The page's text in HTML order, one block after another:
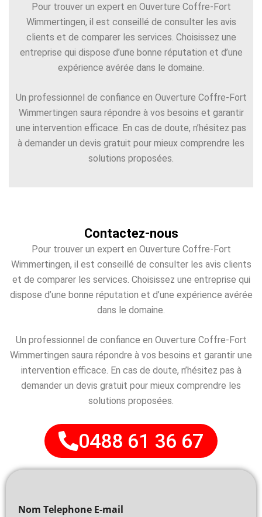
Pour trouver un expert en Ouverture Coffre-Fort
Wimmertingen, il est conseillé de consulter les avis
clients et de comparer les services. Choisissez une
entreprise qui dispose d’une bonne réputation et d’une
expérience avérée dans le domaine.
Un professionnel de confiance en Ouverture Coffre-Fort
Wimmertingen saura répondre à vos besoins et garantir
une intervention efficace. En cas de doute, n’hésitez pas
à demander un devis gratuit pour mieux comprendre les
solutions proposées.
Contactez-nous
Pour trouver un expert en Ouverture Coffre-Fort
Wimmertingen, il est conseillé de consulter les avis clients
et de comparer les services. Choisissez une entreprise qui
dispose d’une bonne réputation et d’une expérience avérée
dans le domaine.
Un professionnel de confiance en Ouverture Coffre-Fort
Wimmertingen saura répondre à vos besoins et garantir une
intervention efficace. En cas de doute, n’hésitez pas à
demander un devis gratuit pour mieux comprendre les
solutions proposées.
0488 61 36 67
Nom Telephone E-mail